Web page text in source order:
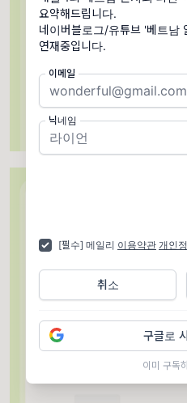
요약해드립니다.
네이버블로그/유튜브 '베트남
연재중입니다.
이메일
닉네임
[필수] 메일리 이용약관 개인
취소
구글로
이미 구독